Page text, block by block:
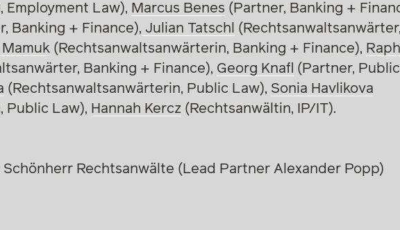
Employment Law), Marcus Benes (Partner, Banking +
Banking + Finance), Julian Tatschl (Rechtsanwaltsanwärter,
Mamuk (Rechtsanwaltsanwärterin, Banking + Finance),
Banking + Finance), Georg Knafl (Partner, Public
(Rechtsanwaltsanwärterin, Public Law), Sonia Havlikova
Public Law), Hannah Kercz (Rechtsanwältin, IP/IT).
Rechtsanwälte (Lead Partner Alexander Popp)